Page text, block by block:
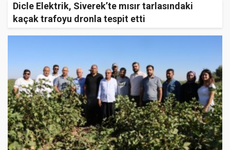
Dicle Elektrik, Siverek’te mısır tarlasındaki
kaçak trafoyu dronla tespit etti